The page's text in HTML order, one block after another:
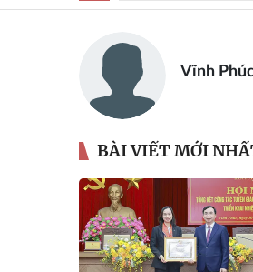
Vĩnh
BÀI VIẾT MỚI